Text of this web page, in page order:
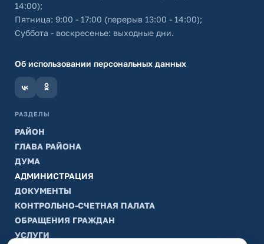
14:00);
Пятница: 9:00 - 17:00 (перерыв 13:00 - 14:00);
Суббота - воскресенье: выходные дни.
Об использовании персональных данных
РАЗДЕЛЫ
РАЙОН
ГЛАВА РАЙОНА
ДУМА
АДМИНИСТРАЦИЯ
ДОКУМЕНТЫ
КОНТРОЛЬНО-СЧЕТНАЯ ПАЛАТА
ОБРАЩЕНИЯ ГРАЖДАН
УСЛУГИ